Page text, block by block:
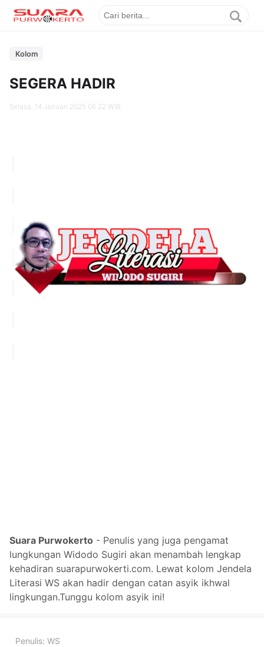
Kolom
SEGERA HADIR
Selasa, 14 Januari 2025 06.22 WIB
Suara Purwokerto - Penulis yang juga pengamat
lungkungan Widodo Sugiri akan menambah lengkap
kehadiran suarapurwokerti.com. Lewat kolom Jendela
Literasi WS akan hadir dengan catan asyik ikhwal
lingkungan.Tunggu kolom asyik ini!
Penulis: WS